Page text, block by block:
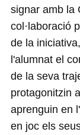
signar amb la
col·laboració
de la
l'alumnat el
de la seva
protagonitzin
aprenguin en
en joc els